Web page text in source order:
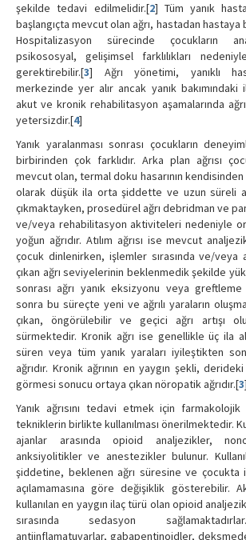
şekilde tedavi edilmelidir.[2] Tüm yanık
başlangıçta mevcut olan ağrı, hastadan hastaya
Hospitalizasyon sürecinde çocukların
psikososyal, gelişimsel farklılıkları
gerektirebilir.[3] Ağrı yönetimi, yanıklı
merkezinde yer alır ancak yanık
akut ve kronik rehabilitasyon aşamalarında
yetersizdir.[4]
Yanık yaralanması sonrası çocukların
birbirinden çok farklıdır. Arka plan ağrısı
mevcut olan, termal doku hasarının
olarak düşük ila orta şiddette ve uzun süreli
çıkmaktayken, prosedürel ağrı debridman ve
ve/veya rehabilitasyon aktiviteleri nedeniyle
yoğun ağrıdır. Atılım ağrısı ise mevcut
çocuk dinlenirken, işlemler sırasında ve/
çıkan ağrı seviyelerinin beklenmedik şekilde
sonrası ağrı yanık eksizyonu veya
sonra bu süreçte yeni ve ağrılı yaraların
çıkan, öngörülebilir ve geçici ağrı artışı
sürmektedir. Kronik ağrı ise genellikle üç ila
süren veya tüm yanık yaraları iyileştikten
ağrıdır. Kronik ağrının en yaygın şekli,
görmesi sonucu ortaya çıkan nöropatik ağrıdır.[3]
Yanık ağrısını tedavi etmek için
tekniklerin birlikte kullanılması önerilmektedir.
ajanlar arasında opioid analjezikler,
anksiyolitikler ve anestezikler bulunur.
şiddetine, beklenen ağrı süresine ve çocukta
açılamamasına göre değişiklik gösterebilir.
kullanılan en yaygın ilaç türü olan opioid
sırasında sedasyon
antiinflamatuvarlar, gabapentinoidler,